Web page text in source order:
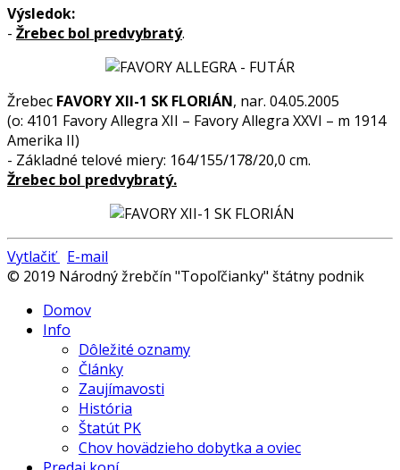
Výsledok:
- Žrebec bol predvybratý.
Žrebec FAVORY XII-1 SK FLORIÁN, nar. 04.05.2005
(o: 4101 Favory Allegra XII – Favory Allegra XXVI – m 1914
Amerika II)
- Základné telové miery: 164/155/178/20,0 cm.
Žrebec bol predvybratý.
Vytlačiť E-mail
© 2019 Národný žrebčín "Topoľčianky" štátny podnik
Domov
Info
Dôležité oznamy
Články
Zaujímavosti
História
Štatút PK
Chov hovädzieho dobytka a oviec